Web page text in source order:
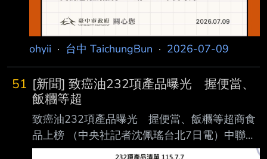
ohyii · 台中 TaichungBun · 2026-07-09
51 [新聞] 致癌油232項產品曝光 握便當、
飯糰等超
致癌油232項產品曝光 握便當、飯糰等超商食
品上榜 （中央社記者沈佩瑤台北7日電）中聯油
品致癌物苯駢芘超標案，殃及至少232項產品，